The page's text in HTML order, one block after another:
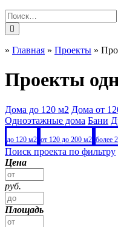
» Главная » Проекты »
Проекты
Дома до 120 м2 Дома от
Одноэтажные дома Бани
до 120 м2 от 120 до 200 м2 более
Поиск проекта по фильтру
Цена
руб.
Площадь